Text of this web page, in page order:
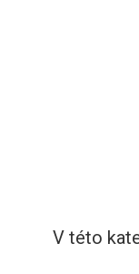
V této